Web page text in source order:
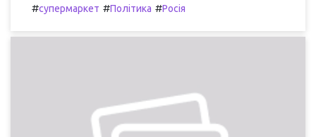
#супермаркет #Політика #Росія